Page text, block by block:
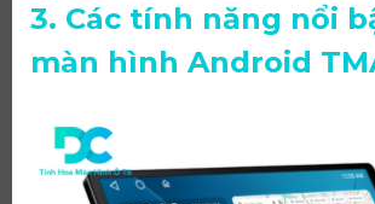
3. Các tính năng nổi
màn hình Android